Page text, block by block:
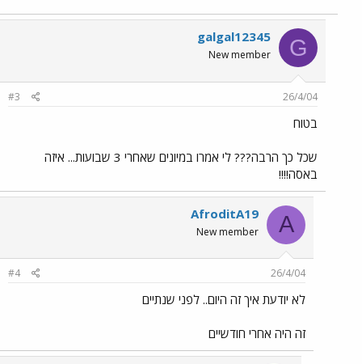
G
galgal12345
New member
26/4/04
#3
בטוח
שכל כך הרבה??? לי אמרו במיונים שאחרי 3 שבועות... איזה
באסה!!!!
A
AfroditA19
New member
26/4/04
#4
לא יודעת איך זה היום.. לפני שנתיים
זה היה אחרי חודשיים